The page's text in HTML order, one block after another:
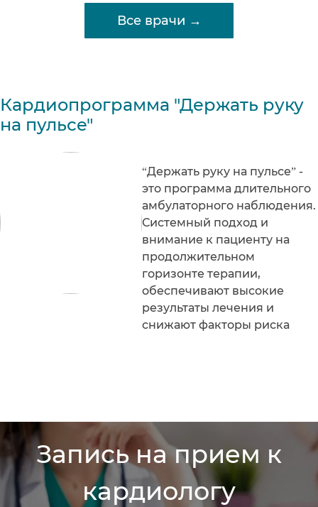
Все врачи →
Кардиопрограмма "Держать руку
на пульсе"
“Держать руку на пульсе” -
это программа длительного
амбулаторного наблюдения.
Системный подход и
внимание к пациенту на
продолжительном
горизонте терапии,
обеспечивают высокие
результаты лечения и
снижают факторы риска
Запись на прием к
кардиологу